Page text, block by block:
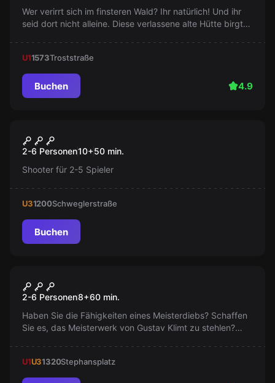
Wer verirrt sich im finsteren Wald? Ihr natürlich! Und ihr
seid dort nicht alleine. Diese verlassene alte Hütte birgt
lange, war es euer letzter Ausflug.
U11573Troststraße
Buchen 4.9
Neu
Sintclair VS Dracula Free
Walking
2-6 Personen10+50 min.
Shooter für 2-5 Spieler
U31200Schweglerstraße
Buchen
Mission Belvedere
2-6 Personen8+60 min.
Haben Sie die Fähigkeiten eines Meisterdiebs? Schaffen
Sie es, das Meisterwerk von Gustav Klimt zu stehlen?
U1U31320Stephansplatz